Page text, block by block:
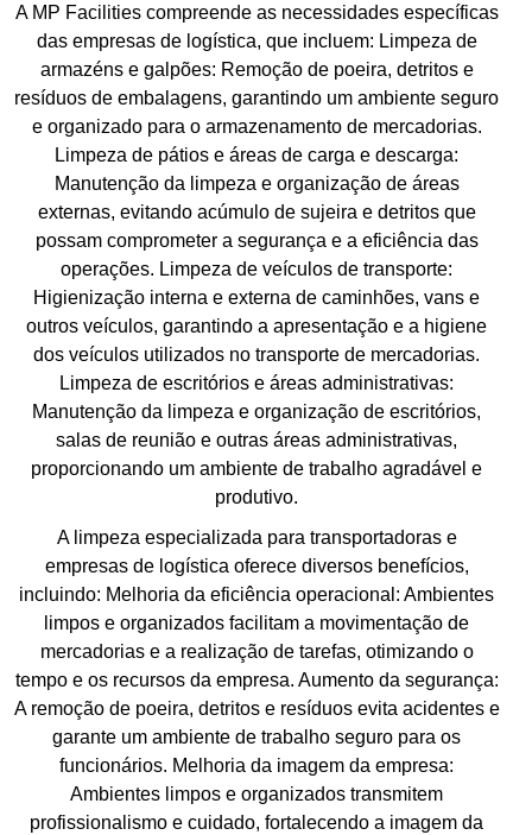
A MP Facilities compreende as necessidades específicas
das empresas de logística, que incluem: Limpeza de
armazéns e galpões: Remoção de poeira, detritos e
resíduos de embalagens, garantindo um ambiente seguro
e organizado para o armazenamento de mercadorias.
Limpeza de pátios e áreas de carga e descarga:
Manutenção da limpeza e organização de áreas
externas, evitando acúmulo de sujeira e detritos que
possam comprometer a segurança e a eficiência das
operações. Limpeza de veículos de transporte:
Higienização interna e externa de caminhões, vans e
outros veículos, garantindo a apresentação e a higiene
dos veículos utilizados no transporte de mercadorias.
Limpeza de escritórios e áreas administrativas:
Manutenção da limpeza e organização de escritórios,
salas de reunião e outras áreas administrativas,
proporcionando um ambiente de trabalho agradável e
produtivo.
A limpeza especializada para transportadoras e
empresas de logística oferece diversos benefícios,
incluindo: Melhoria da eficiência operacional: Ambientes
limpos e organizados facilitam a movimentação de
mercadorias e a realização de tarefas, otimizando o
tempo e os recursos da empresa. Aumento da segurança:
A remoção de poeira, detritos e resíduos evita acidentes e
garante um ambiente de trabalho seguro para os
funcionários. Melhoria da imagem da empresa:
Ambientes limpos e organizados transmitem
profissionalismo e cuidado, fortalecendo a imagem da